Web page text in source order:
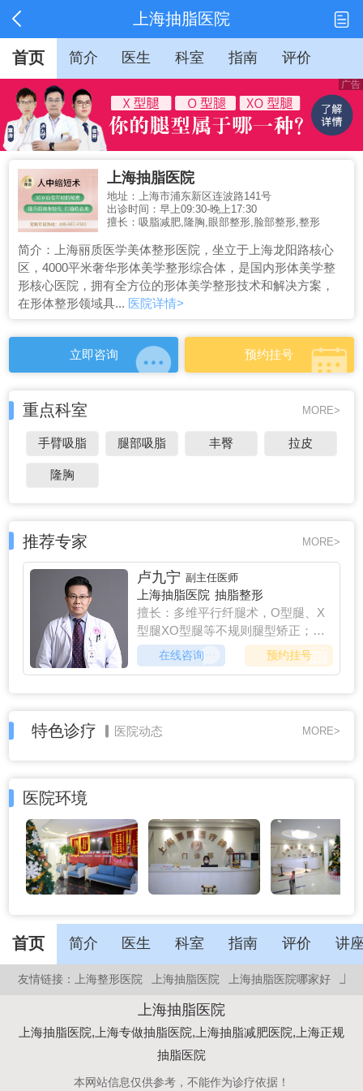
上海抽脂医院
首页 简介 医生 科室 指南 评价
上海抽脂医院
地址：上海市浦东新区连波路141号
出诊时间：早上09:30-晚上17:30
擅长：吸脂减肥,隆胸,眼部整形,脸部整形,整形
简介：上海丽质医学美体整形医院，坐立于上海龙阳路核心
区，4000平米奢华形体美学整形综合体，是国内形体美学整
形核心医院，拥有全方位的形体美学整形技术和解决方案，
在形体整形领域具... 医院详情>
立即咨询 预约挂号
重点科室 MORE>
手臂吸脂 腿部吸脂 丰臀 拉皮
隆胸
推荐专家 MORE>
卢九宁 副主任医师
上海抽脂医院 抽脂整形
擅长：多维平行纤腿术，O型腿、X
型腿XO型腿等不规则腿型矫正；斜
颈矫正； M唇，唇珠塑造；人中缩
短术，人中窝加深；提眉术，DO眉
在线咨询 预约挂号
特色诊疗 医院动态 MORE>
医院环境
首页 简介 医生 科室 指南 评价 讲
友情链接： 上海整形医院 上海抽脂医院 上海抽脂医院哪家好
上海抽脂医院
上海抽脂医院,上海专做抽脂医院,上海抽脂减肥医院,上海正规
抽脂医院
本网站信息仅供参考，不能作为诊疗依据！